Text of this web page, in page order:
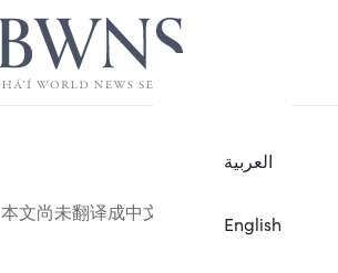
العربية
English
本文尚未翻译成中文。